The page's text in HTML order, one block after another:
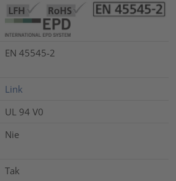
EN 45545-2
Link
UL 94 V0
Nie
Tak